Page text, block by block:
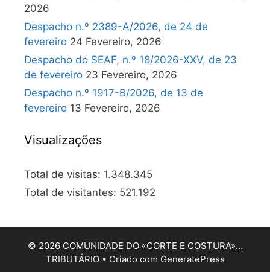
2026
Despacho n.º 2389-A/2026, de 24 de
fevereiro 24 Fevereiro, 2026
Despacho do SEAF, n.º 18/2026-XXV, de 23
de fevereiro 23 Fevereiro, 2026
Despacho n.º 1917-B/2026, de 13 de
fevereiro 13 Fevereiro, 2026
Visualizações
Total de visitas: 1.348.345
Total de visitantes: 521.192
© 2026 COMUNIDADE DO «CORTE E COSTURA»…
TRIBUTÁRIO• Criado com GeneratePress